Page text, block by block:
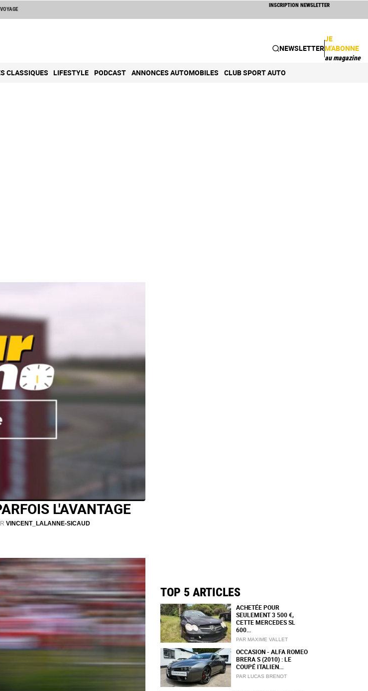
INSCRIPTION NEWSLETTER
NEWSLETTER
JE
M'ABONNE
au magazine
CLASSIQUES LIFESTYLE PODCAST ANNONCES AUTOMOBILES CLUB SPORT AUTO
L'AVANTAGE
VINCENT_LALANNE-SICAUD
TOP 5 ARTICLES
ACHETÉE POUR
SEULEMENT 3 500 €,
CETTE MERCEDES SL
600...
PAR MAXIME VALLET
OCCASION - ALFA ROMEO
BRERA S (2010) : LE
COUPÉ ITALIEN...
PAR LUCAS BRENOT